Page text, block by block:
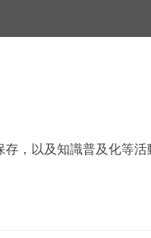
，以及知識普及化等活